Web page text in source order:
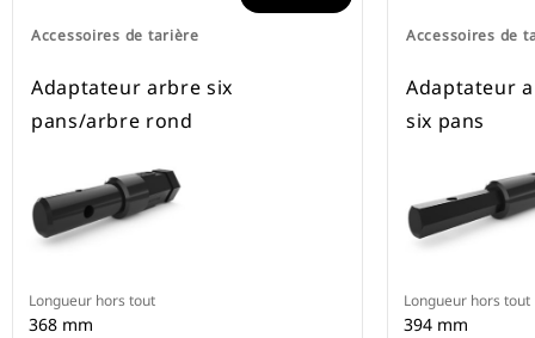
Accessoires de tarière
Adaptateur arbre six
pans/arbre rond
Longueur hors tout
368 mm
Accessoires de
Adaptateur
six pans
Longueur hors tout
394 mm